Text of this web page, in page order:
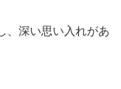
、深い思い入れがあ